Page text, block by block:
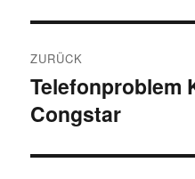
ZURÜCK
Vorheriger
Beitrag:
Telefonproblem
Congstar